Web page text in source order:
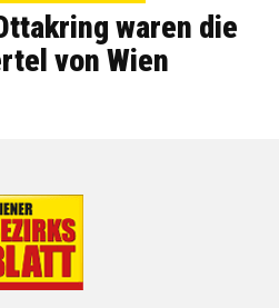
waren die
von Wien